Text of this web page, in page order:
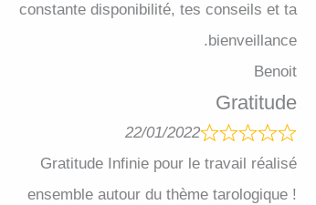
constante disponibilité, tes conseils et ta
bienveillance.
Benoit
Gratitude
22/01/2022
Gratitude Infinie pour le travail réalisé
ensemble autour du thème tarologique !